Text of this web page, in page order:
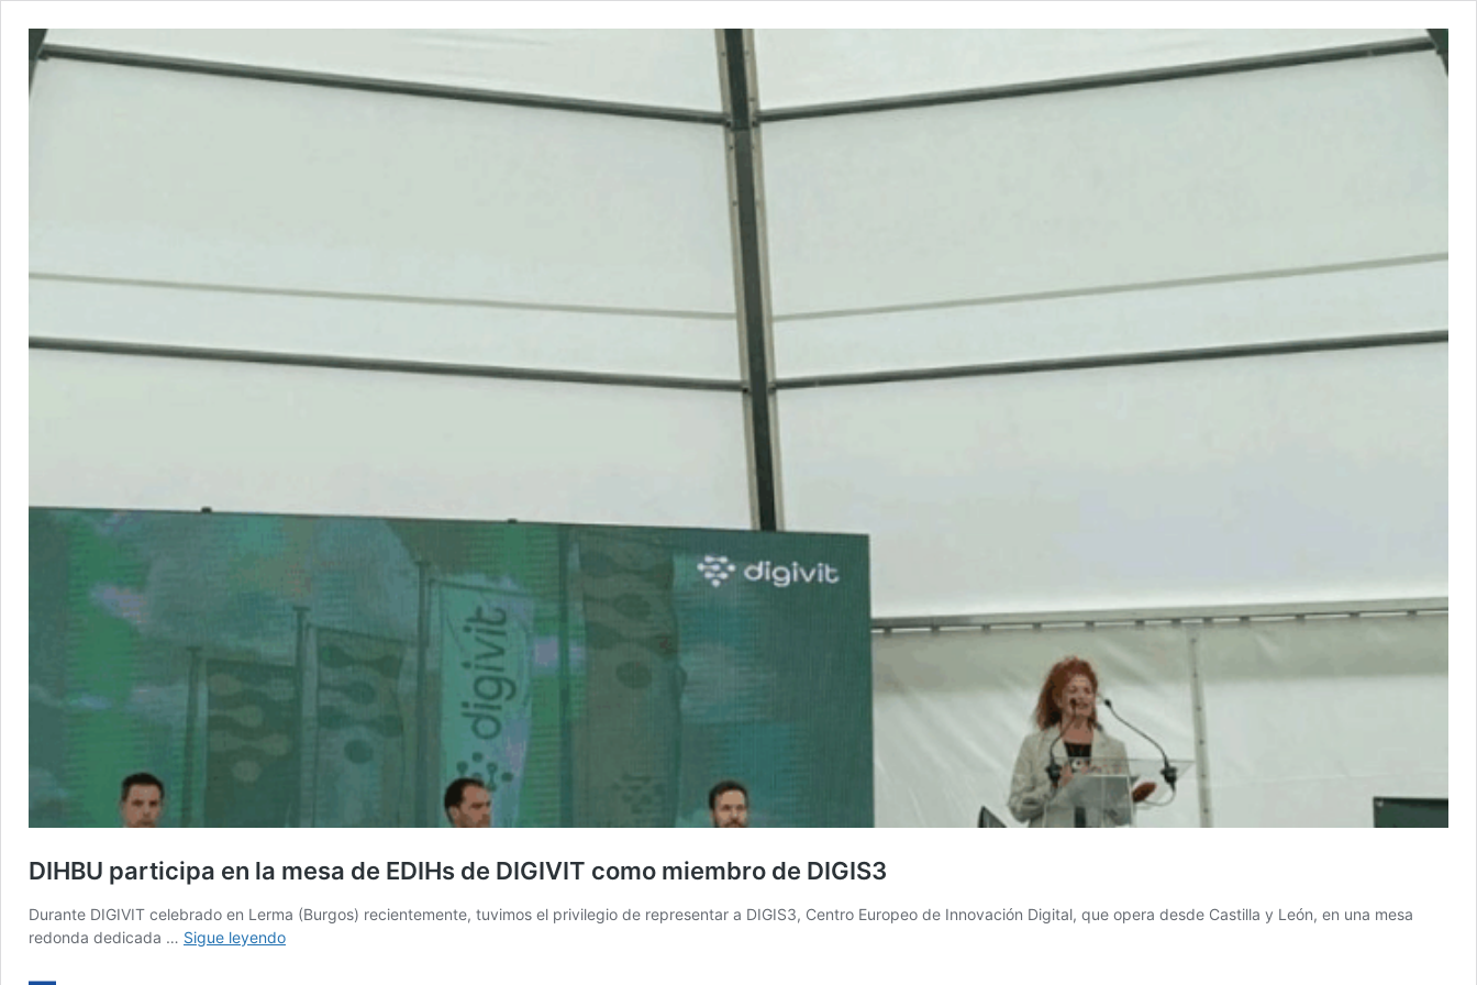
DIHBU participa en la mesa de EDIHs de DIGIVIT como miembro de DIGIS3
Durante DIGIVIT celebrado en Lerma (Burgos) recientemente, tuvimos el privilegio de representar a DIGIS3, Centro Europeo de Innovación Digital, que opera desde Castilla y León, en una mesa
redonda dedicada … Sigue leyendoDIHBU